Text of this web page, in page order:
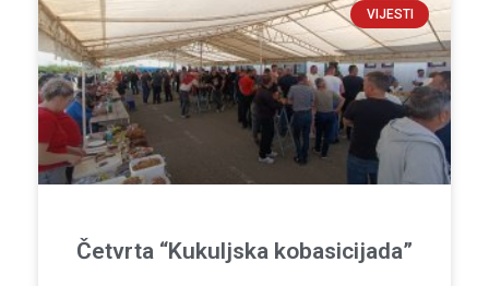
VIJESTI
Četvrta “Kukuljska kobasicijada”